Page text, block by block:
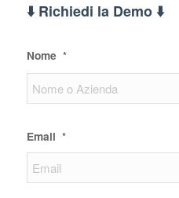
⬇️ Richiedi la Demo ⬇️
Nome *
Email *